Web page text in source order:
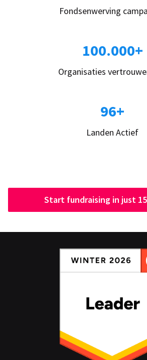
Fondsenwerving
100.000+
Organisaties
96+
Landen Actief
Start fundraising in just